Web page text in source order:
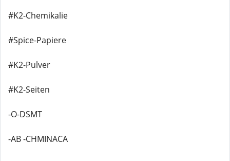
#K2-Chemikalie
#Spice-Papiere
#K2-Pulver
#K2-Seiten
-O-DSMT
-AB -CHMINACA